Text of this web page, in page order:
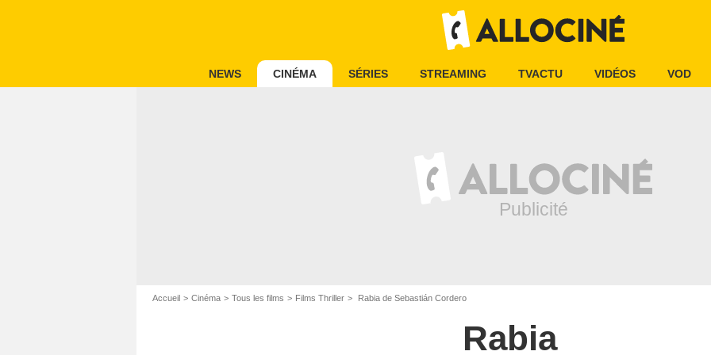
NEWS CINÉMA SÉRIES STREAMING TVACTU VIDÉOS VOD
Accueil Cinéma Tous les films Films Thriller Rabia de Sebastián Cordero
Rabia